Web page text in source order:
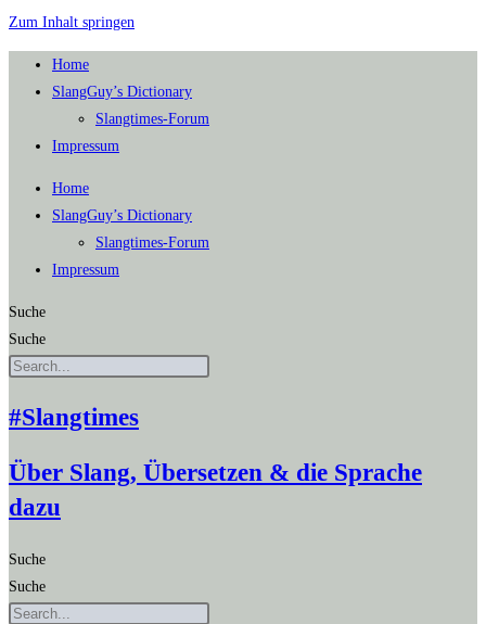
Zum Inhalt springen
Home
SlangGuy’s Dic­tion­a­ry
Slang­times-Forum
Impres­sum
Home
SlangGuy’s Dic­tion­a­ry
Slang­times-Forum
Impres­sum
Suche
Suche
#Slangtimes
Über Slang, Übersetzen & die Sprache
dazu
Suche
Suche